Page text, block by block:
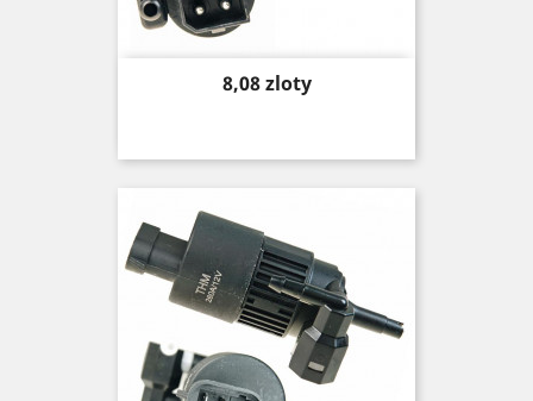
Price
8,08 zloty